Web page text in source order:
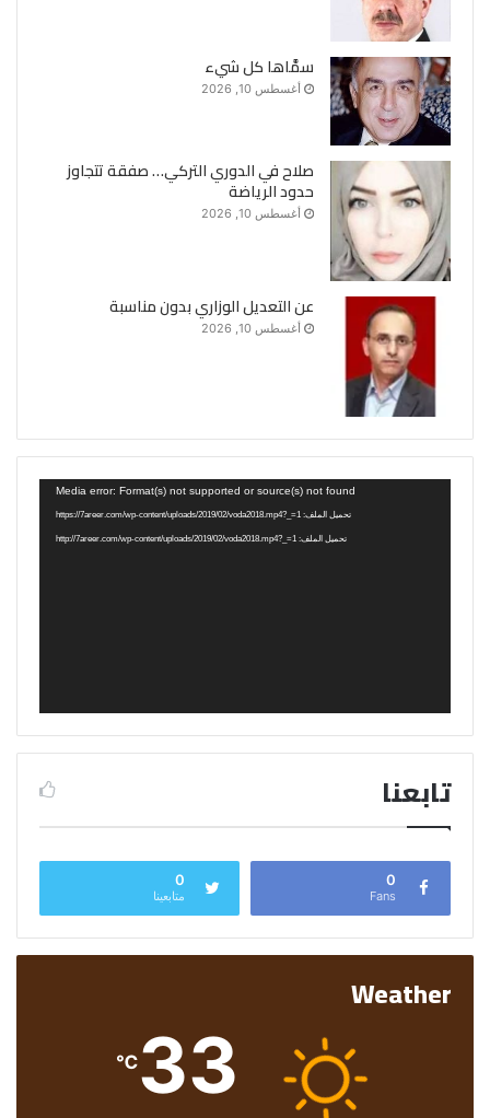
سمَّاها كل شيء
أغسطس 10, 2026
صلاح في الدوري التركي… صفقة تتجاوز
حدود الرياضة
أغسطس 10, 2026
عن التعديل الوزاري بدون مناسبة
أغسطس 10, 2026
Media error: Format(s) not supported or source(s) not found
تحميل الملف: https://7areer.com/wp-content/uploads/2019/02/voda2018.mp4?_=1
تحميل الملف: http://7areer.com/wp-content/uploads/2019/02/voda2018.mp4?_=1
تابعنا
0
Fans
0
متابعينا
Weather
33
℃